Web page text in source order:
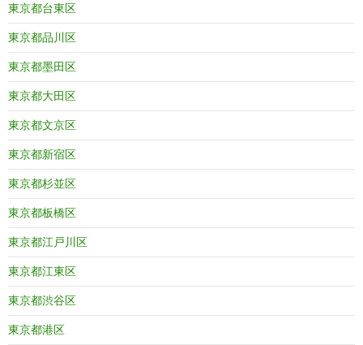
東京都台東区
東京都品川区
東京都墨田区
東京都大田区
東京都文京区
東京都新宿区
東京都杉並区
東京都板橋区
東京都江戸川区
東京都江東区
東京都渋谷区
東京都港区